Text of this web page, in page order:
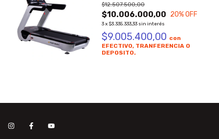
$10.006.000,00
$12.507.500,00
20% OFF
3x $3.335.333,33 sin interés
$9.005.400,00 con
EFECTIVO, TRANFERENCIA O
DEPOSITO.